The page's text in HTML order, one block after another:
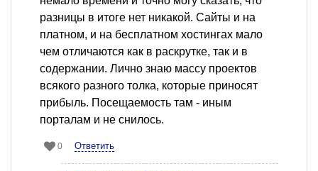
разницы в итоге нет никакой. Сайты и на
платном, и на бесплатном хостингах мало
чем отличаются как в раскрутке, так и в
содержании. Лично знаю массу проектов
всякого разного толка, которые приносят
прибыль. Посещаемость там - иным
порталам и не снилось.
0 Ответить